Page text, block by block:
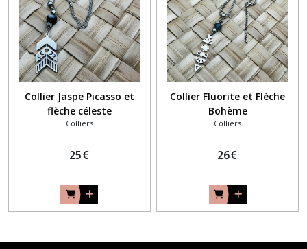
Collier Jaspe Picasso et
flèche céleste
Colliers
25€
Collier Fluorite et Flèche
Bohème
Colliers
26€